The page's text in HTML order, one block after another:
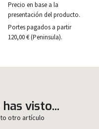
Precio en base a la
presentación del producto.
Portes pagados a partir
120,00 € (Peninsula).
visto...
otro artículo